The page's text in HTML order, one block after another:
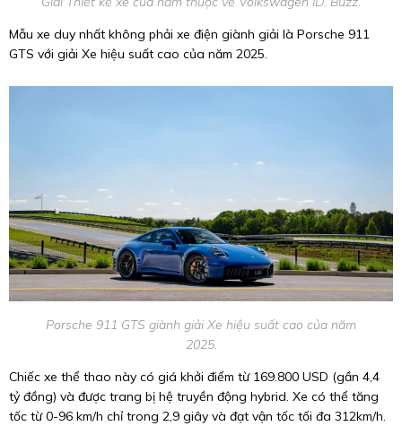
Mẫu xe duy nhất không phải xe điện giành giải là Porsche 911
GTS với giải Xe hiệu suất cao của năm 2025.
Porsche 911 GTS giành giải Xe hiệu suất cao của năm
2025.
Chiếc xe thể thao này có giá khởi điểm từ 169.800 USD (gần 4,4
tỷ đồng) và được trang bị hệ truyền động hybrid. Xe có thể tăng
tốc từ 0-96 km/h chỉ trong 2,9 giây và đạt vận tốc tối đa 312km/h.